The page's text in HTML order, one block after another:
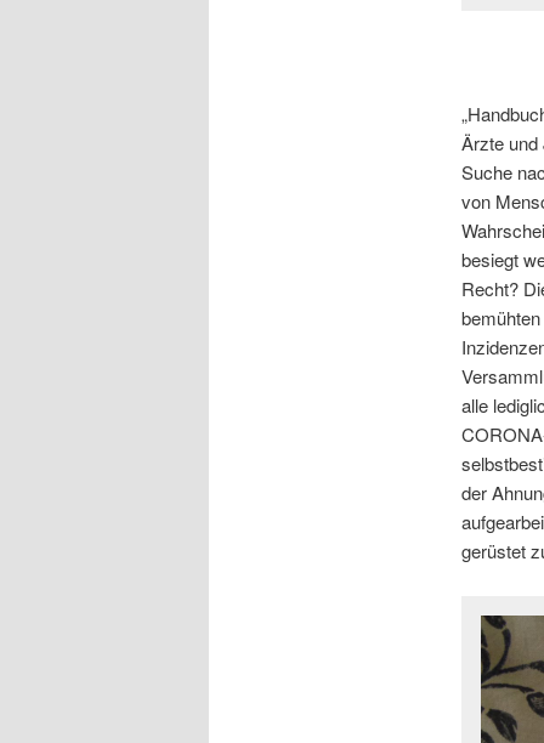
Ärzte und
Suche
von
besiegt
Recht?
alle
der
gerüstet